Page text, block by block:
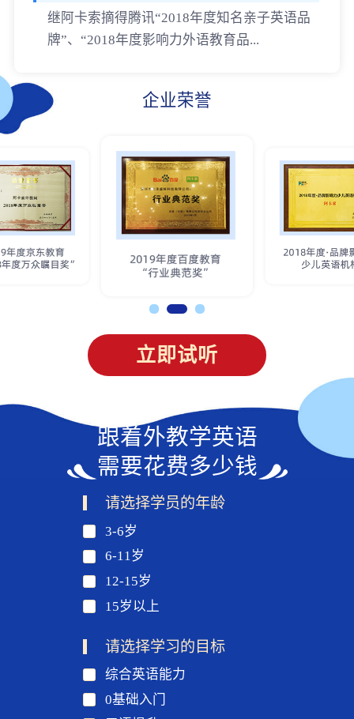
继阿卡索摘得腾讯“2018年度知名亲子英语品
牌”、“2018年度影响力外语教育品...
企业荣誉
立即试听
跟着外教学英语
需要花费多少钱
请选择学员的年龄
3-6岁
6-11岁
12-15岁
15岁以上
请选择学习的目标
综合英语能力
0基础入门